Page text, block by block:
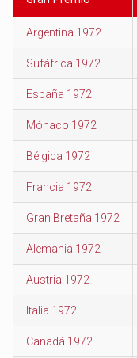
Argentina 1972
Sufáfrica 1972
España 1972
Mónaco 1972
Bélgica 1972
Francia 1972
Gran Bretaña 1972
Alemania 1972
Austria 1972
Italia 1972
Canadá 1972